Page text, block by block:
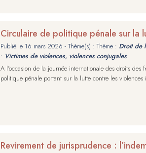
Circulaire de politique pénale sur la
Publié le 16 mars 2026 - Thème(s) : Thème : Droit de
: Victimes de violences, violences conjugales
A l’occasion de la journée internationale des droits
politique pénale portant sur la lutte contre les violences
Revirement de jurisprudence :